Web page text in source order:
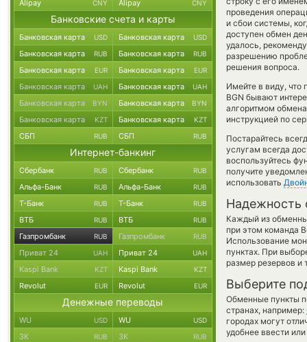
проведения
и сбои системы,
доступен обмен
удалось,
разрешению
решения вопроса.
Имейте в виду, что
BGN бывают
алгоритмом
инструкцией по
Постарайтесь
услугам всегда
воспользуйтесь
получите
использовать
Надежность
Каждый из
при этом команда
Использование
пунктах. При
размер резервов и
Выберите
Обменные пункты
странах, например:
городах могут
удобнее ввести
Alipay CNY Alipay CNY
Банковские счета и карты
Банковская карта USD Банковская карта USD
Банковская карта RUB Банковская карта RUB
Банковская карта EUR Банковская карта EUR
Банковская карта UAH Банковская карта UAH
Банковская карта BYN Банковская карта BYN
Банковская карта KZT Банковская карта KZT
СБП RUB СБП RUB
Интернет-банкинг
Сбербанк RUB Сбербанк RUB
Альфа-Банк RUB Альфа-Банк RUB
Т-Банк RUB Т-Банк RUB
ВТБ RUB ВТБ RUB
Газпромбанк RUB Газпромбанк RUB
Приват 24 UAH Приват 24 UAH
Kaspi Bank KZT Kaspi Bank KZT
Revolut EUR Revolut EUR
Денежные переводы
WU USD WU USD
ЗК RUB ЗК RUB